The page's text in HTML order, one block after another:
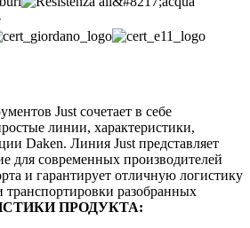
Just сочетает в себе
линии, характеристики,
Daken. Линия Just представляет
для современных производителей
и гарантирует отличную логистику
транспортировки разобранных
ПРОДУКТА: